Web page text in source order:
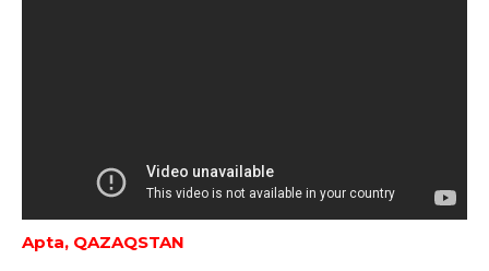
Apta, QAZAQSTAN